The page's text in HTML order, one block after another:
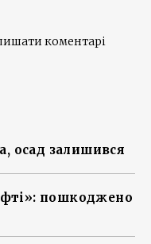
коментарі
осад залишився
пошкоджено